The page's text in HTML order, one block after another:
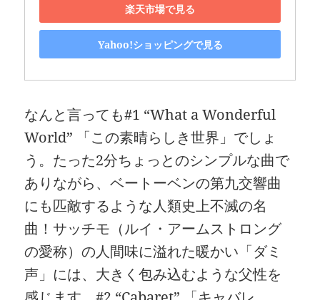
楽天市場で見る
Yahoo!ショッピングで見る
なんと言っても#1 “What a Wonderful
World” 「この素晴らしき世界」でしょ
う。たった2分ちょっとのシンプルな曲で
ありながら、ベートーベンの第九交響曲
にも匹敵するような人類史上不滅の名
曲！サッチモ（ルイ・アームストロング
の愛称）の人間味に溢れた暖かい「ダミ
声」には、大きく包み込むような父性を